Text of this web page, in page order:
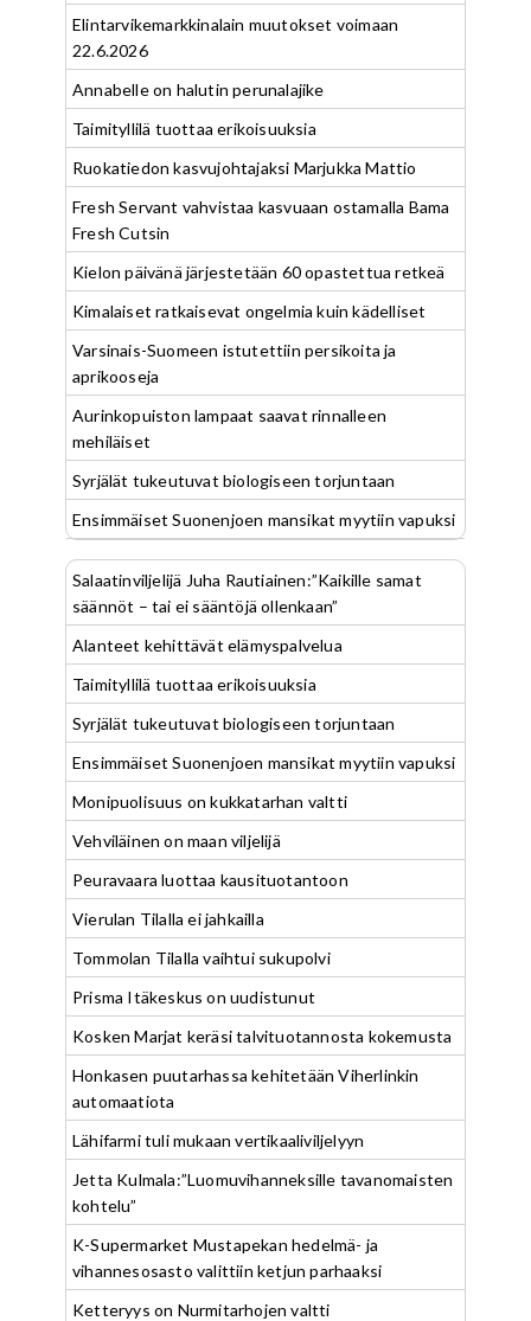
Elintarvikemarkkinalain muutokset voimaan
22.6.2026
Annabelle on halutin perunalajike
Taimityllilä tuottaa erikoisuuksia
Ruokatiedon kasvujohtajaksi Marjukka Mattio
Fresh Servant vahvistaa kasvuaan ostamalla Bama
Fresh Cutsin
Kielon päivänä järjestetään 60 opastettua retkeä
Kimalaiset ratkaisevat ongelmia kuin kädelliset
Varsinais-Suomeen istutettiin persikoita ja
aprikooseja
Aurinkopuiston lampaat saavat rinnalleen
mehiläiset
Syrjälät tukeutuvat biologiseen torjuntaan
Ensimmäiset Suonenjoen mansikat myytiin vapuksi
Salaatinviljelijä Juha Rautiainen:”Kaikille samat
säännöt – tai ei sääntöjä ollenkaan”
Alanteet kehittävät elämyspalvelua
Taimityllilä tuottaa erikoisuuksia
Syrjälät tukeutuvat biologiseen torjuntaan
Ensimmäiset Suonenjoen mansikat myytiin vapuksi
Monipuolisuus on kukkatarhan valtti
Vehviläinen on maan viljelijä
Peuravaara luottaa kausituotantoon
Vierulan Tilalla ei jahkailla
Tommolan Tilalla vaihtui sukupolvi
Prisma Itäkeskus on uudistunut
Kosken Marjat keräsi talvituotannosta kokemusta
Honkasen puutarhassa kehitetään Viherlinkin
automaatiota
Lähifarmi tuli mukaan vertikaaliviljelyyn
Jetta Kulmala:”Luomuvihanneksille tavanomaisten
kohtelu”
K-Supermarket Mustapekan hedelmä- ja
vihannesosasto valittiin ketjun parhaaksi
Ketteryys on Nurmitarhojen valtti